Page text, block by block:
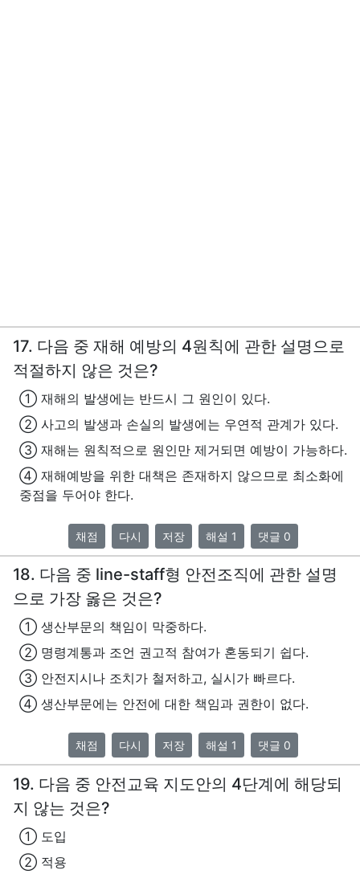
17. 다음 중 재해 예방의 4원칙에 관한 설명으로
적절하지 않은 것은?
① 재해의 발생에는 반드시 그 원인이 있다.
② 사고의 발생과 손실의 발생에는 우연적 관계가 있다.
③ 재해는 원칙적으로 원인만 제거되면 예방이 가능하다.
④ 재해예방을 위한 대책은 존재하지 않으므로 최소화에
중점을 두어야 한다.
채점 다시 저장 해설 1 댓글 0
18. 다음 중 line-staff형 안전조직에 관한 설명
으로 가장 옳은 것은?
① 생산부문의 책임이 막중하다.
② 명령계통과 조언 권고적 참여가 혼동되기 쉽다.
③ 안전지시나 조치가 철저하고, 실시가 빠르다.
④ 생산부문에는 안전에 대한 책임과 권한이 없다.
채점 다시 저장 해설 1 댓글 0
19. 다음 중 안전교육 지도안의 4단계에 해당되
지 않는 것은?
① 도입
② 적용